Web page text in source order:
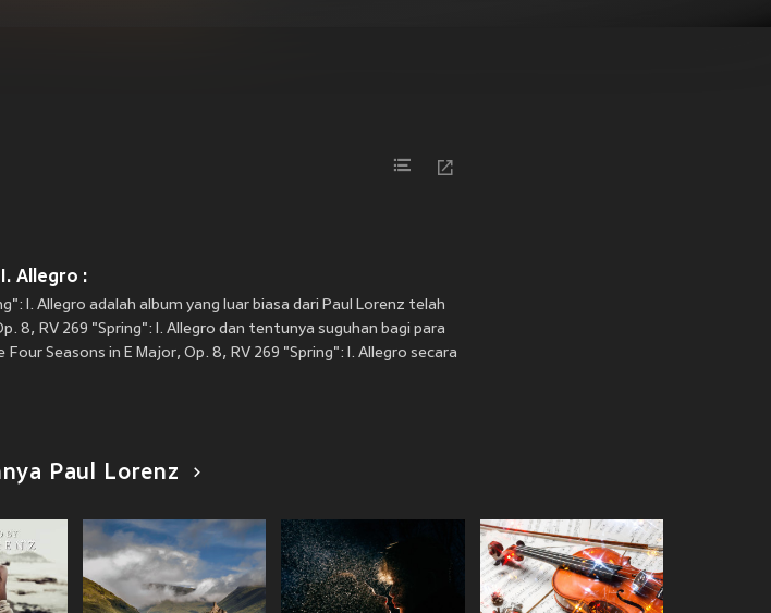
Allegro :
I. Allegro adalah album yang luar biasa dari Paul Lorenz telah
8, RV 269 "Spring": I. Allegro dan tentunya suguhan bagi para
Seasons in E Major, Op. 8, RV 269 "Spring": I. Allegro secara
Paul Lorenz